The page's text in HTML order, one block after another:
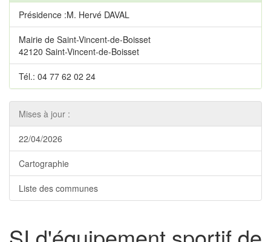
Présidence :M. Hervé DAVAL
Mairie de Saint-Vincent-de-Boisset
42120 Saint-Vincent-de-Boisset
Tél.: 04 77 62 02 24
Mises à jour :
22/04/2026
Cartographie
Liste des communes